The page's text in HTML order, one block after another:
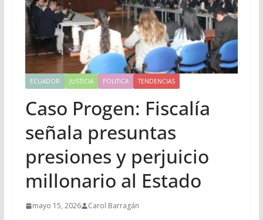
ECUADOR JUSTICIA POLITICA TENDENCIAS
Caso Progen: Fiscalía
señala presuntas
presiones y perjuicio
millonario al Estado
mayo 15, 2026 Carol Barragán